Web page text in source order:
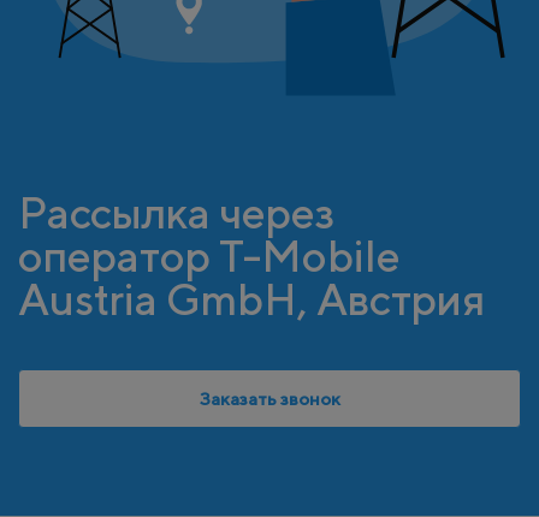
Рассылка через
оператор T-Mobile
Austria GmbH, Австрия
Заказать звонок